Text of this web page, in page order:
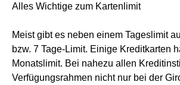
Alles Wichtige zum Kartenlimit
Meist gibt es neben einem Tageslimit
bzw. 7 Tage-Limit. Einige Kreditkarten
Monatslimit. Bei nahezu allen
Verfügungsrahmen nicht nur bei der